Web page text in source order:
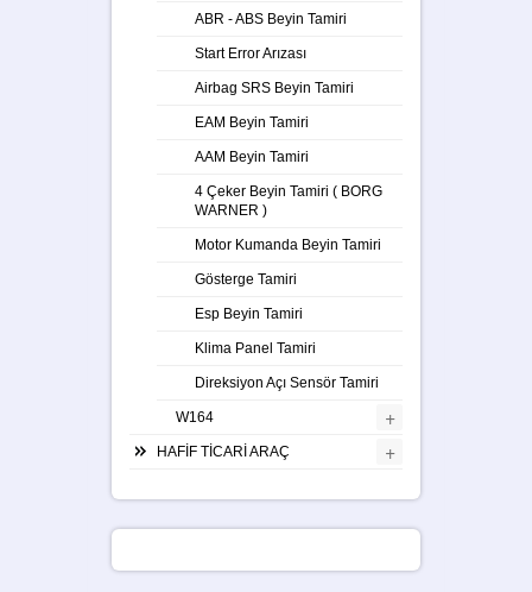
ABR - ABS Beyin Tamiri
Start Error Arızası
Airbag SRS Beyin Tamiri
EAM Beyin Tamiri
AAM Beyin Tamiri
4 Çeker Beyin Tamiri ( BORG
WARNER )
Motor Kumanda Beyin Tamiri
Gösterge Tamiri
Esp Beyin Tamiri
Klima Panel Tamiri
Direksiyon Açı Sensör Tamiri
W164 +
HAFİF TİCARİ ARAÇ +